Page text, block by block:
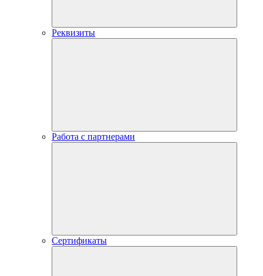
Реквизиты
Работа с партнерами
Сертификаты